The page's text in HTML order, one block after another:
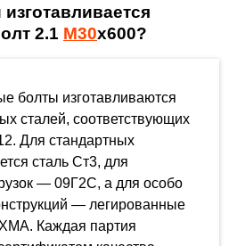
2.1 М30х600?
болты изготавливаются
сталей, соответствующих
Для стандартных
сталь Ст3, для
— 09Г2С, а для особо
— легированные
Каждая партия